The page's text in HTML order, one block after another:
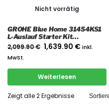
Nicht vorrätig
GROHE Blue Home 31454KS1
L-Auslauf Starter Kit
Trinkwassersystem Velvet
Black Hochdruck
2,099.90€ 1,639.90 €inkl.
MwSt.
Weiterlesen
Zeigt alle 2 Ergebnisse